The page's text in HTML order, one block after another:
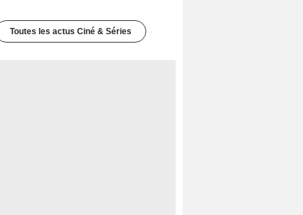
Toutes les actus Ciné & Séries